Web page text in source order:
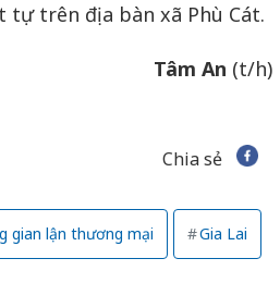
tự trên địa bàn xã Phù Cát.
Tâm An (t/h)
Chia sẻ
gian lận thương mại Gia Lai